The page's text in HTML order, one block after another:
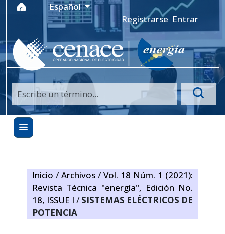
Ir al menú de navegación principal
Ir al contenido principal
Ir al pie de página del sitio
Idioma
Español
Registrarse Entrar
Inicio / Archivos / Vol. 18 Núm. 1 (2021):
Revista Técnica "energía", Edición No.
18, ISSUE I / SISTEMAS ELÉCTRICOS DE
POTENCIA